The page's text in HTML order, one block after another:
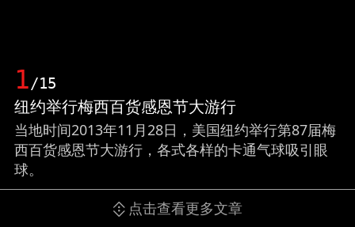
1/15
纽约举行梅西百货感恩节大游行
当地时间2013年11月28日，美国纽约举行第87届梅
西百货感恩节大游行，各式各样的卡通气球吸引眼
球。
点击查看更多文章